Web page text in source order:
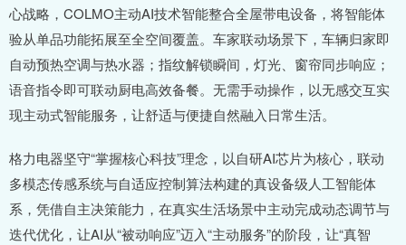
心战略，COLMO主动AI技术智能整合全屋带电设备，将智能体
验从单品功能拓展至全空间覆盖。车家联动场景下，车辆归家即
自动预热空调与热水器；指纹解锁瞬间，灯光、窗帘同步响应；
语音指令即可联动厨电高效备餐。无需手动操作，以无感交互实
现主动式智能服务，让舒适与便捷自然融入日常生活。
格力电器坚守“掌握核心科技”理念，以自研AI芯片为核心，联动
多模态传感系统与自适应控制算法构建的真设备级人工智能体
系，凭借自主决策能力，在真实生活场景中主动完成动态调节与
迭代优化，让AI从“被动响应”迈入“主动服务”的阶段，让“真智